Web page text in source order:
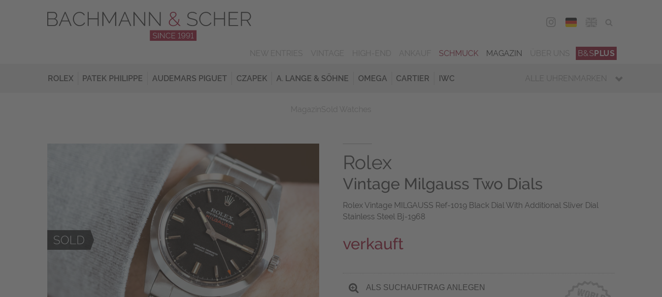
DEU
SCHMUCK MAGAZIN B&SPLUS
ROLEX PATEK PHILIPPE AUDEMARS PIGUET CZAPEK A. LANGE & SÖHNE OMEGA CARTIER IWC ALLE UHRENMARKEN
Rolex
Vintage Milgauss Two Dials
Rolex Vintage MILGAUSS Ref-1019 Black Dial With Additional Sliver Dial
Stainless Steel Bj-1968
verkauft
ALS SUCHAUFTRAG ANLEGEN